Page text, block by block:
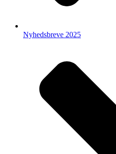
Nyhedsbreve 2025